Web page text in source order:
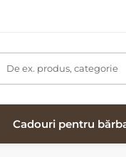
De ex. produs, categorie
Cadouri pentru